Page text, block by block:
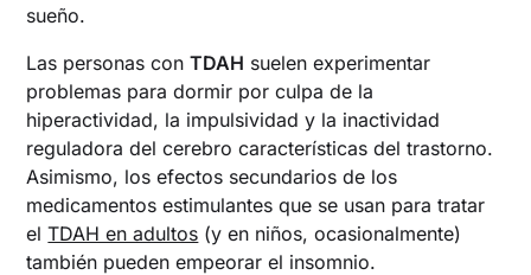
sueño.
Las personas conTDAH suelen experimentar
problemas para dormir por culpa de la
hiperactividad, la impulsividad y la inactividad
reguladora del cerebro características del trastorno.
Asimismo, los efectos secundarios de los
medicamentos estimulantes que se usan para tratar
elTDAH en adultos (y en niños, ocasionalmente)
también pueden empeorar el insomnio.